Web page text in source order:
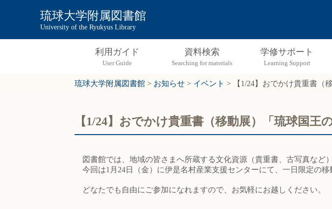
琉球大学附属図書館
University of the Ryukyus Library
利用ガイド 資料検索 学修サポート
琉球大学附属図書館 > お知らせ > イベント > 【1/24】おでかけ貴重書
【1/24】おでかけ貴重書（移動展）「琉球国
図書館では、地域の皆さまへ所蔵する文化資源（貴重書、古写真など
今回は1月24日（金）に伊是名村産業支援センターにて、一日限定の
どなたでも自由にご参加になれますので、お気軽にお越しください。